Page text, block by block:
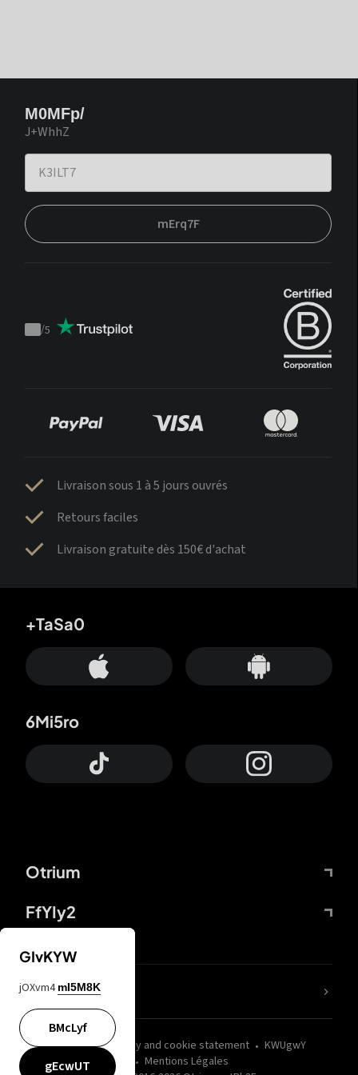
M0MFp/
J+WhhZ
mErq7F
Trustpilot
/5
Livraison sous 1 à 5 jours ouvrés
Retours faciles
Livraison gratuite dès 150€ d'achat
Otrium
FfYIy2
+TaSa0
6Mi5ro
wZQPfd Privacy and cookie statement
KWUgwY
Mentions Légales
nLC6tu
GIvKYW
jOXvm4 mI5M8K
BMcLyf
gEcwUT